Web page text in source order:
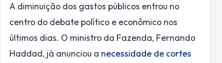
A diminuição dos gastos públicos entrou no
centro do debate político e econômico nos
últimos dias. O ministro da Fazenda, Fernando
Haddad, já anunciou a necessidade de cortes